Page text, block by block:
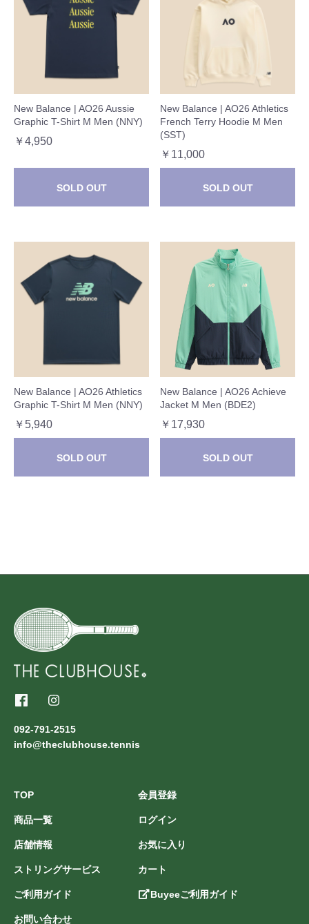
New Balance | AO26 Aussie
Graphic T-Shirt M Men (NNY)
￥4,950
SOLD OUT
New Balance | AO26 Athletics
French Terry Hoodie M Men
(SST)
￥11,000
SOLD OUT
New Balance | AO26 Athletics
Graphic T-Shirt M Men (NNY)
￥5,940
SOLD OUT
New Balance | AO26 Achieve
Jacket M Men (BDE2)
￥17,930
SOLD OUT
092-791-2515
info@theclubhouse.tennis
TOP
商品一覧
店舗情報
ストリングサービス
ご利用ガイド
お問い合わせ
会員登録
ログイン
お気に入り
カート
Buyeeご利用ガイド